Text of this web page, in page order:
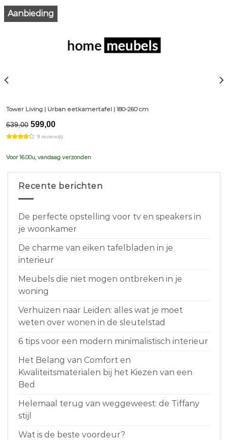
Aanbieding
Tower Living | Urban eetkamertafel | 180-260 cm
639,00 Original
price
was:
599,00Current
is:
9 review(s)
Voor 16.00u, vandaag verzonden
Recente berichten
De perfecte opstelling voor tv en speakers in
je woonkamer
De charme van eiken tafelbladen in je
interieur
Meubels die niet mogen ontbreken in je
woning
Verhuizen naar Leiden: alles wat je moet
weten over wonen in de sleutelstad
6 tips voor een modern minimalistisch interieur
Het Belang van Comfort en
Kwaliteitsmaterialen bij het Kiezen van een
Bed
Helemaal terug van weggeweest: de Tiffany
stijl
Wat is de beste voordeur?